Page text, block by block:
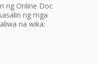
ng Online Doc
ng mga
na wika: